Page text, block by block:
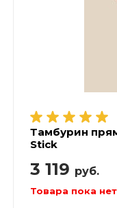
Тамбурин
Stick
3 119 руб.
Товара пока